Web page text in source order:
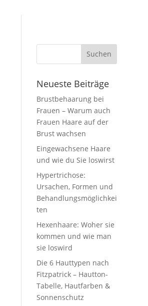
Neueste Beiträge
Brustbehaarung bei
Frauen – Warum auch
Frauen Haare auf der
Brust wachsen
Eingewachsene Haare
und wie du Sie loswirst
Hypertrichose:
Ursachen, Formen und
Behandlungsmöglichkei
ten
Hexenhaare: Woher sie
kommen und wie man
sie loswird
Die 6 Hauttypen nach
Fitzpatrick – Hautton-
Tabelle, Hautfarben &
Sonnenschutz